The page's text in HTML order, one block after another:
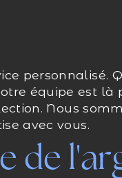
personnalisé.
équipe est là
Nous
avec vous.
de